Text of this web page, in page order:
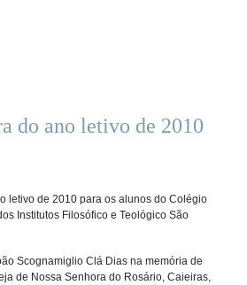
do ano letivo de 2010
Scognamiglio Clá Dias na memória de
de Nossa Senhora do Rosário, Caieiras,